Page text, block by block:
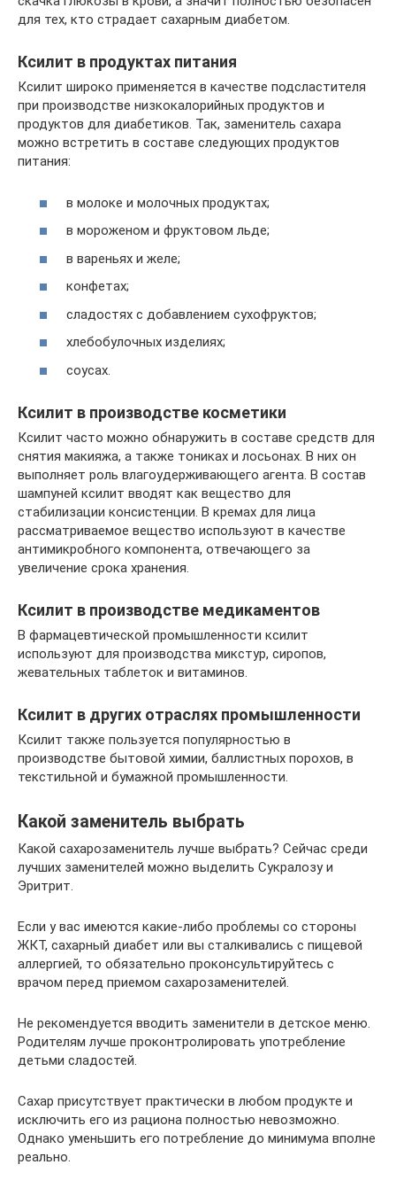
для тех, кто страдает сахарным диабетом.
Ксилит в продуктах питания
Ксилит широко применяется в качестве подсластителя
при производстве низкокалорийных продуктов и
продуктов для диабетиков. Так, заменитель сахара
можно встретить в составе следующих продуктов
питания:
в молоке и молочных продуктах;
в мороженом и фруктовом льде;
в вареньях и желе;
конфетах;
сладостях с добавлением сухофруктов;
хлебобулочных изделиях;
соусах.
Ксилит в производстве косметики
Ксилит часто можно обнаружить в составе средств для
снятия макияжа, а также тониках и лосьонах. В них он
выполняет роль влагоудерживающего агента. В состав
шампуней ксилит вводят как вещество для
стабилизации консистенции. В кремах для лица
рассматриваемое вещество используют в качестве
антимикробного компонента, отвечающего за
увеличение срока хранения.
Ксилит в производстве медикаментов
В фармацевтической промышленности ксилит
используют для производства микстур, сиропов,
жевательных таблеток и витаминов.
Ксилит в других отраслях промышленности
Ксилит также пользуется популярностью в
производстве бытовой химии, баллистных порохов, в
текстильной и бумажной промышленности.
Какой заменитель выбрать
Какой сахарозаменитель лучше выбрать? Сейчас среди
лучших заменителей можно выделить Сукралозу и
Эритрит.
Если у вас имеются какие-либо проблемы со стороны
ЖКТ, сахарный диабет или вы сталкивались с пищевой
аллергией, то обязательно проконсультируйтесь с
врачом перед приемом сахарозаменителей.
Не рекомендуется вводить заменители в детское меню.
Родителям лучше проконтролировать употребление
детьми сладостей.
Сахар присутствует практически в любом продукте и
исключить его из рациона полностью невозможно.
Однако уменьшить его потребление до минимума вполне
реально.